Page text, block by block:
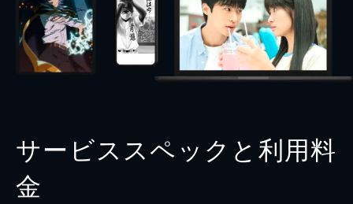
サービススペックと利用料
金